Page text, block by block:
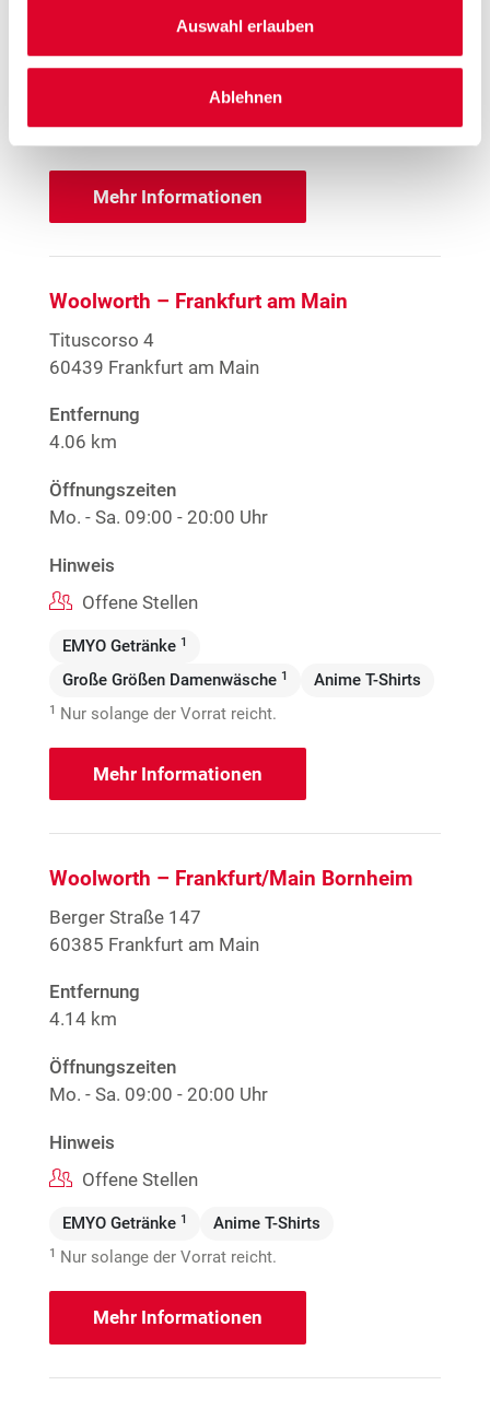
Auswahl erlauben
Ablehnen
Offene Stellen
EMYO Getränke
Große Größen Damenwäsche1
1
Mehr Informationen
Woolworth – Frankfurt am Main
Tituscorso 4
60439 Frankfurt am Main
Entfernung
4.06 km
Öffnungszeiten
Mo. - Sa. 09:00 - 20:00 Uhr
Hinweis
Offene Stellen
EMYO Getränke 1
Große Größen Damenwäsche 1 Anime T-Shirts
1 Nur solange der Vorrat reicht.
Mehr Informationen
Woolworth – Frankfurt/Main Bornheim
Berger Straße 147
60385 Frankfurt am Main
Entfernung
4.14 km
Öffnungszeiten
Mo. - Sa. 09:00 - 20:00 Uhr
Hinweis
Offene Stellen
EMYO Getränke 1 Anime T-Shirts
1 Nur solange der Vorrat reicht.
Mehr Informationen